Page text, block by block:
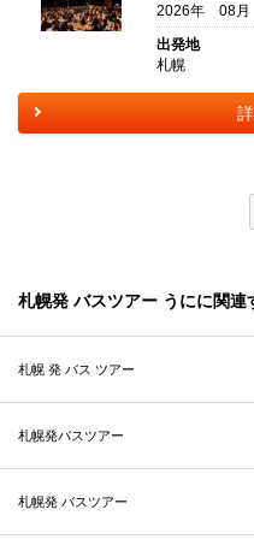
2026年 08月
出発地
札幌
札幌発 バスツアー うにに関連
札幌 発 バス ツアー
札幌発バスツアー
札幌発 バスツアー